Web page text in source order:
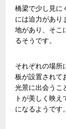
橋梁で少し見に
には迫力があり
地があり、そこ
るそうです。
それぞれの場所
板が設置されて
光景に出会うこ
トが美しく映
になるようです